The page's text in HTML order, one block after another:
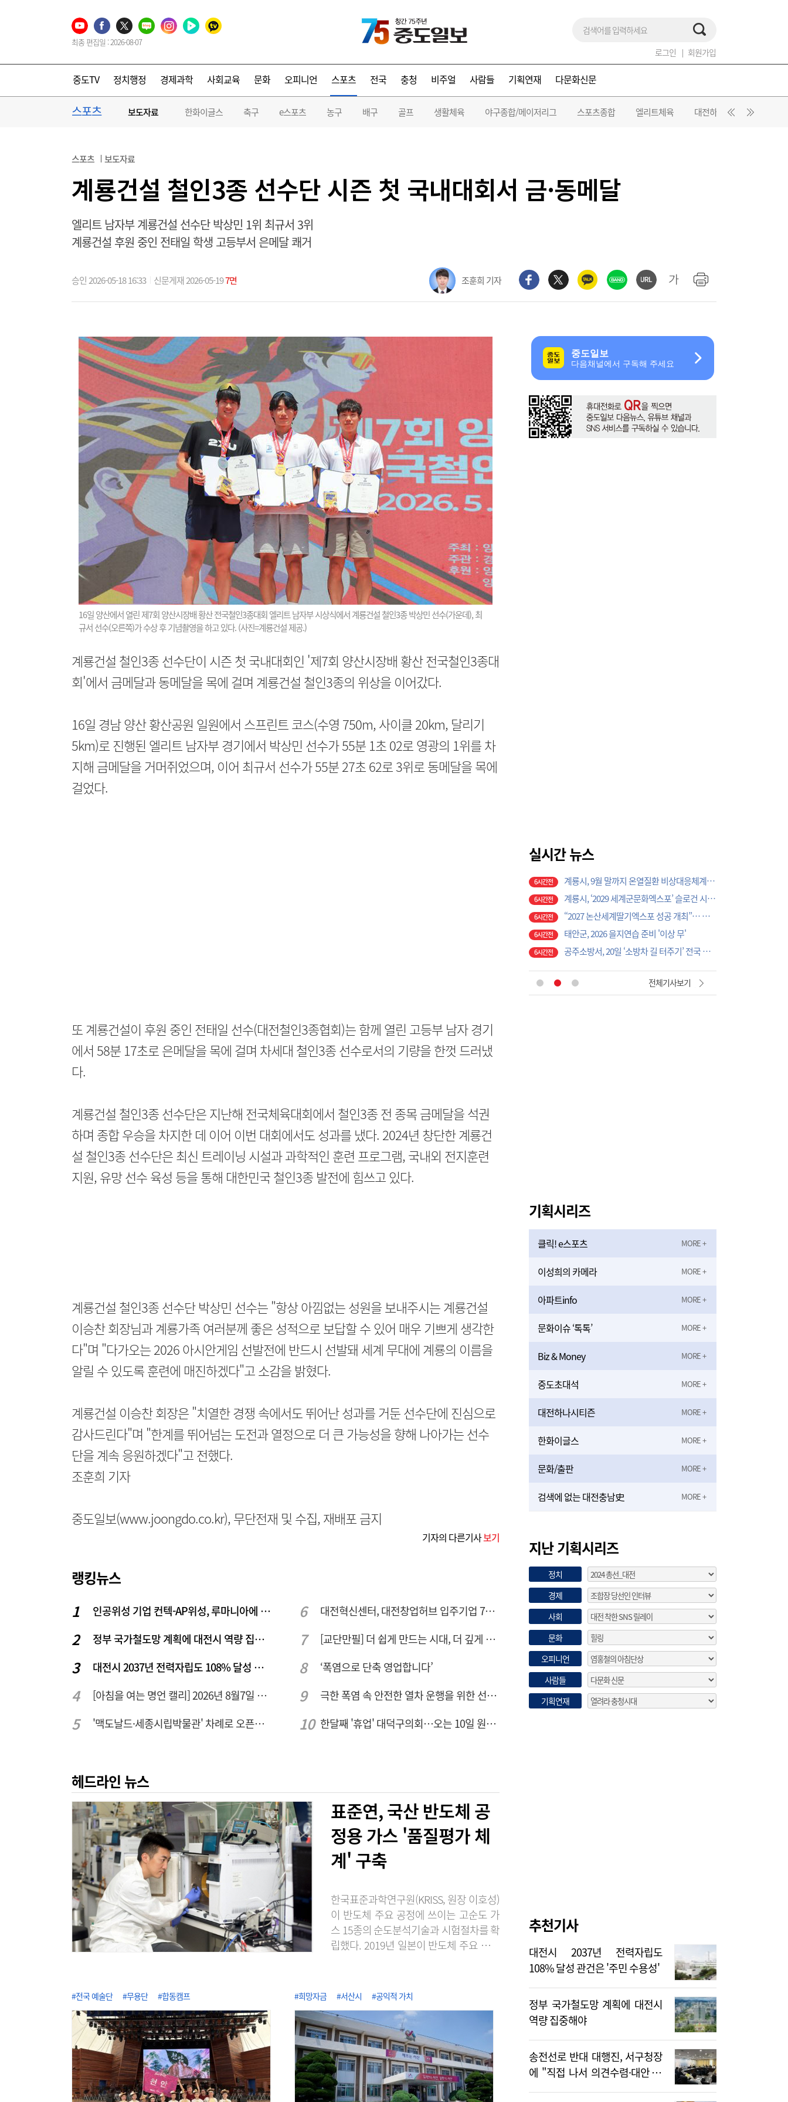
최종 편집일 : 2026-08-07
로그인 회원가입
중도TV 정치행정 경제과학 사회교육 문화 오피니언 스포츠 전국 충청 비주얼 사람들 기획연재 다문화신문
스포츠 보도자료 한화이글스 축구 e스포츠 농구 배구 골프 생활체육 야구종합/메이저리그 스포츠종합 엘리트체육 대전하나시티즌
스포츠 보도자료
계룡건설 철인3종 선수단 시즌 첫 국내대회서 금·동메달
엘리트 남자부 계룡건설 선수단 박상민 1위 최규서 3위
계룡건설 후원 중인 전태일 학생 고등부서 은메달 쾌거
승인 2026-05-18 16:33 신문게재 2026-05-197면 조훈희 기자
16일 양산에서 열린 제7회 양산시장배 황산 전국철인3종대회 엘리트 남자부 시상식에서 계룡건설 철인3종 박상민 선수(가운데), 최
규서 선수(오른쪽)가 수상 후 기념촬영을 하고 있다. (사진=계룡건설 제공.)
계룡건설 철인3종 선수단이 시즌 첫 국내대회인 '제7회 양산시장배 황산 전국철인3종대
회'에서 금메달과 동메달을 목에 걸며 계룡건설 철인3종의 위상을 이어갔다.
16일 경남 양산 황산공원 일원에서 스프린트 코스(수영 750m, 사이클 20km, 달리기
5km)로 진행된 엘리트 남자부 경기에서 박상민 선수가 55분 1초 02로 영광의 1위를 차
지해 금메달을 거머쥐었으며, 이어 최규서 선수가 55분 27초 62로 3위로 동메달을 목에
걸었다.
또 계룡건설이 후원 중인 전태일 선수(대전철인3종협회)는 함께 열린 고등부 남자 경기
에서 58분 17초로 은메달을 목에 걸며 차세대 철인3종 선수로서의 기량을 한껏 드러냈
다.
계룡건설 철인3종 선수단은 지난해 전국체육대회에서 철인3종 전 종목 금메달을 석권
하며 종합 우승을 차지한 데 이어 이번 대회에서도 성과를 냈다. 2024년 창단한 계룡건
설 철인3종 선수단은 최신 트레이닝 시설과 과학적인 훈련 프로그램, 국내외 전지훈련
지원, 유망 선수 육성 등을 통해 대한민국 철인3종 발전에 힘쓰고 있다.
계룡건설 철인3종 선수단 박상민 선수는 "항상 아낌없는 성원을 보내주시는 계룡건설
이승찬 회장님과 계룡가족 여러분께 좋은 성적으로 보답할 수 있어 매우 기쁘게 생각한
다"며 "다가오는 2026 아시안게임 선발전에 반드시 선발돼 세계 무대에 계룡의 이름을
알릴 수 있도록 훈련에 매진하겠다"고 소감을 밝혔다.
계룡건설 이승찬 회장은 "치열한 경쟁 속에서도 뛰어난 성과를 거둔 선수단에 진심으로
감사드린다"며 "한계를 뛰어넘는 도전과 열정으로 더 큰 가능성을 향해 나아가는 선수
단을 계속 응원하겠다"고 전했다.
조훈희 기자
중도일보(www.joongdo.co.kr), 무단전재 및 수집, 재배포 금지
기자의 다른기사보기
랭킹뉴스
인공위성 기업 컨텍-AP위성, 루마니아에 지상국 시스템 전수
정부 국가철도망 계획에 대전시 역량 집중해야
대전시 2037년 전력자립도 108% 달성 관건은 '주민 수용성'
[아침을 여는 명언 캘리] 2026년 8월7일 금요일
'맥도날드·세종시립박물관' 차례로 오픈… 고운동 정주여건 좋아진다
대전혁신센터, 대전창업허브 입주기업 7개사 모집
[교단만필] 더 쉽게 만드는 시대, 더 깊게 배우는 교육
‘폭염으로 단축 영업합니다’
극한 폭염 속 안전한 열차 운행을 위한 선로관리
한달째 '휴업' 대덕구의회…오는 10일 원구성 다시 돌입
헤드라인 뉴스
표준연, 국산 반도체 공
정용 가스 '품질평가 체
계' 구축
한국표준과학연구원(KRISS, 원장 이호성)
이 반도체 주요 공정에 쓰이는 고순도 가
스 15종의 순도분석기술과 시험절차를 확
립했다. 2019년 일본이 반도체 주요 소재
서 반도체 소재의 국산화와 공급망 다변화
수소 품질평가 서비스를 시작한 이래, 단
계적으로 대상을 늘려 최근 식각·세정·증
착용 고순도 가스 15종에 대한 순도분석
기반을 구축했다고 7일 밝혔다. 이로써 가
스별 표준 시험절차를 마련해 15종 전 품
목에..
#전국 예술단 #무용단 #합동캠프 #희망자금 #서산시 #공익적 가치
실시간 뉴스
6시간전
6시간전 계룡시, ‘2029 세계군문화엑스포’ 슬로건 시민 공모전 개최
6시간전 “2027 논산세계딸기엑스포 성공 개최”… 지역 단체·기업 응원 열기 ‘후끈’
6시간전 태안군, 2026 을지연습 준비 '이상 무'
6시간전
7시간전 국립공주대, 현장 맞춤형 3D CAD 금형 설계 직무역량 강화 과정 성료
2시간전 [현장에서 만난 사람]세계 최대 반도체 공정 장비 제조 기업 ASML 한종호 매니저
3시간전 대전교육청 교육국장에 명달호… 9월 1일자 181명 인사
전체기사보기
기획시리즈
클릭! e스포츠
이성희의 카메라
아파트info
문화이슈 ‘톡톡’
Biz & Money
중도초대석
대전하나시티즌
한화이글스
문화/출판
검색에 없는 대전충남史
지난 기획시리즈
정치
경제
사회
문화
오피니언
사람들
기획연재
추천기사
대전시 2037년 전력자립도
108% 달성 관건은 '주민 수용성'
정부 국가철도망 계획에 대전시
역량 집중해야
송전선로 반대 대행진, 서구청장
에 "직접 나서 의견수렴·대안 제
시해야"